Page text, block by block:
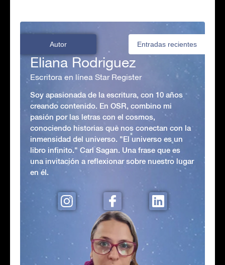
Autor Entradas recientes
Eliana Rodriguez
Escritora en línea Star Register
Soy apasionada de la escritura, con 10 años
creando contenido. En OSR, combino mi
pasión por las letras con el cosmos,
conociendo historias que nos conectan con la
inmensidad del universo. "El universo es un
libro infinito." Carl Sagan. Una frase que es
una invitación a reflexionar sobre nuestro lugar
en él.